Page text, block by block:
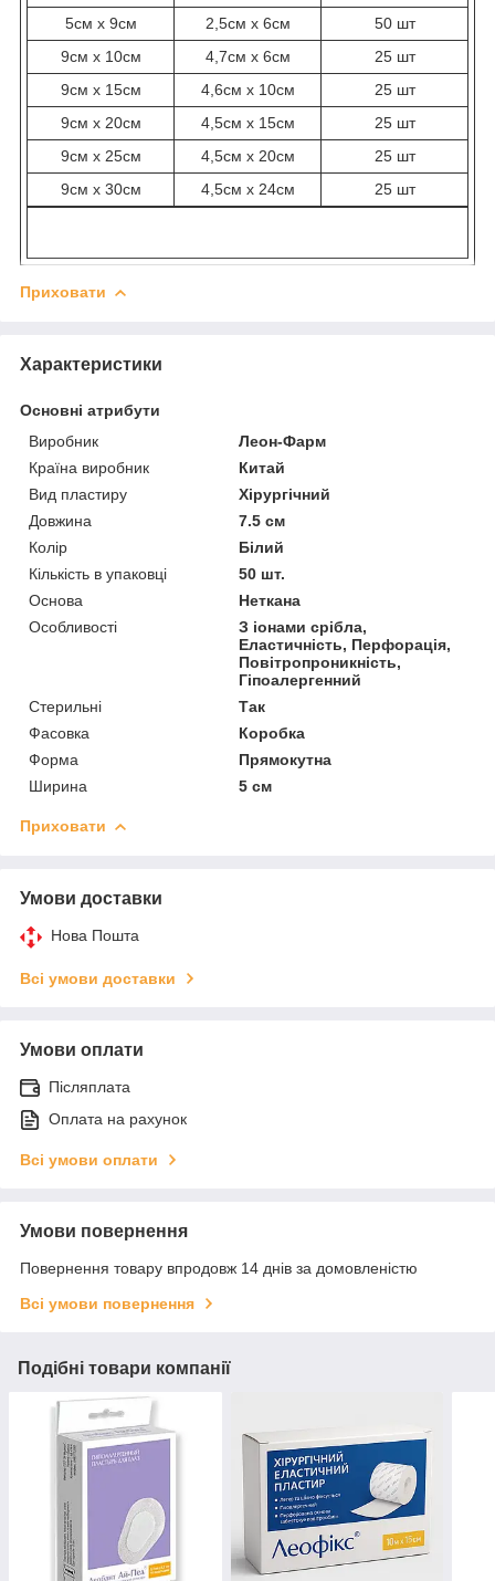
5см х 9см
2,5см х 6см
50 шт
9см х 10см
4,7см х 6см
25 шт
9см х 15см
4,6см х 10см
25 шт
9см х 20см
4,5см х 15см
25 шт
9см х 25см
4,5см х 20см
25 шт
9см х 30см
4,5см х 24см 25 шт
Приховати
Характеристики
Основні атрибути
Виробник
Леон-Фарм
Країна виробник
Китай
Вид пластиру
Хірургічний
Довжина
7.5 см
Колір
Білий
Кількість в упаковці
50 шт.
Основа
Неткана
Особливості
З іонами срібла,
Еластичність, Перфорація,
Повітропроникність,
Гіпоалергенний
Стерильні
Так
Фасовка
Коробка
Форма
Прямокутна
Ширина
5 см
Приховати
Умови доставки
Нова Пошта
Всі умови доставки
Умови оплати
Післяплата
Оплата на рахунок
Всі умови оплати
Умови повернення
Повернення товару впродовж 14 днів за домовленістю
Всі умови повернення
Подібні товари компанії